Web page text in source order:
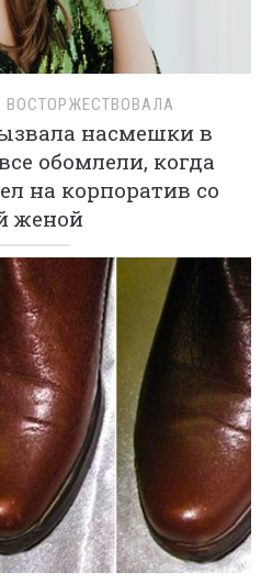
ВОСТОРЖЕСТВОВАЛА
насмешки в
обомлели, когда
на корпоратив со
женой